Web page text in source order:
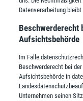
Datenverarbeitung
Beschwerderecht
Aufsichtsbehörde
Im Falle
Beschwerderecht bei
Aufsichtsbehörde in
Unternehmen seinen